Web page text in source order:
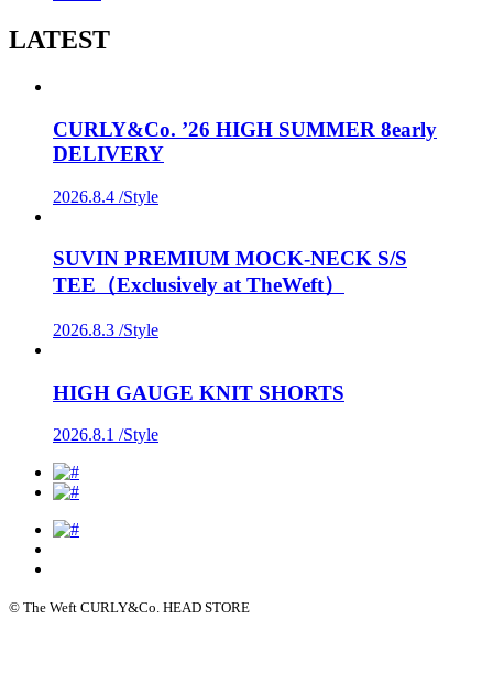
LATEST
CURLY&Co. ’26 HIGH SUMMER 8early
DELIVERY
2026.8.4 /Style
SUVIN PREMIUM MOCK-NECK S/S
TEE（Exclusively at TheWeft）
2026.8.3 /Style
HIGH GAUGE KNIT SHORTS
2026.8.1 /Style
© The Weft CURLY&Co. HEAD STORE